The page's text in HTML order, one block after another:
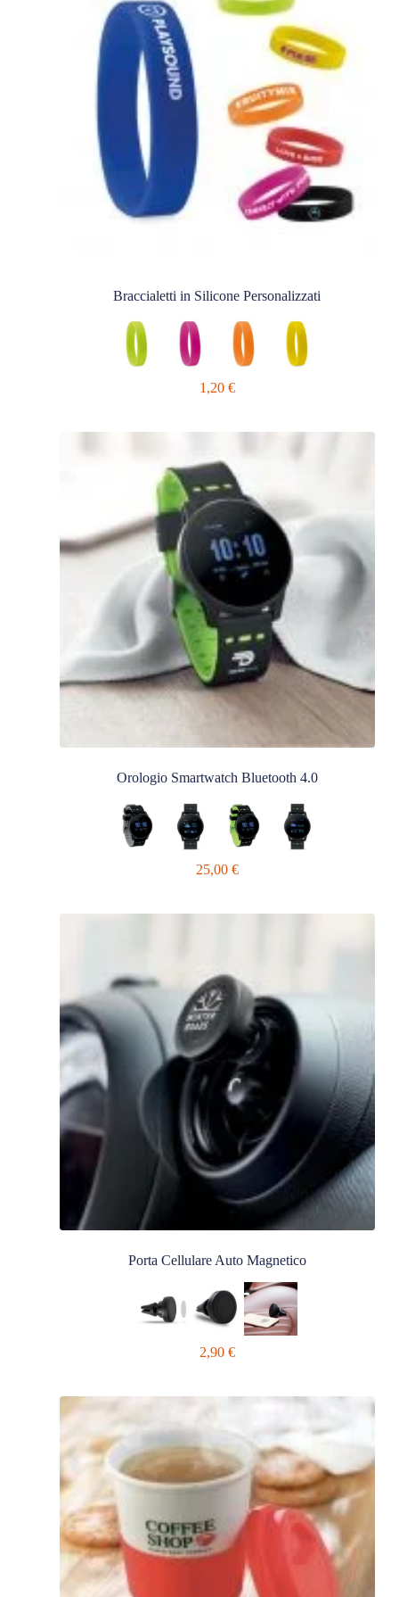
Braccialetti in Silicone Personalizzati
1,20 €
Orologio Smartwatch Bluetooth 4.0
25,00 €
Porta Cellulare Auto Magnetico
2,90 €